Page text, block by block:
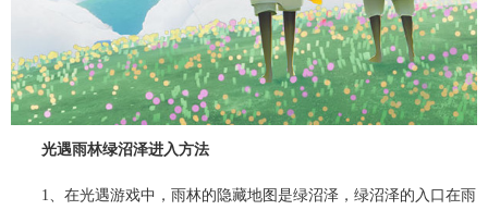
光遇雨林绿沼泽进入方法
1、在光遇游戏中，雨林的隐藏地图是绿沼泽，绿沼泽的入口在雨